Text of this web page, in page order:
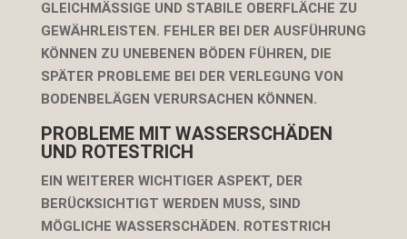
GLEICHMÄSSIGE UND STABILE OBERFLÄCHE ZU G
EWÄHRLEISTEN. FEHLER BEI DER AUSFÜHRUNG K
ÖNNEN ZU UNEBENEN BÖDEN FÜHREN, DIE S
PÄTER PROBLEME BEI DER VERLEGUNG VON B
ODENBELÄGEN VERURSACHEN KÖNNEN.
PROBLEME MIT WASSERSCHÄDEN
UND ROTESTRICH
EIN WEITERER WICHTIGER ASPEKT, DER
BERÜCKSICHTIGT WERDEN MUSS, SIND
MÖGLICHE WASSERSCHÄDEN. ROTESTRICH